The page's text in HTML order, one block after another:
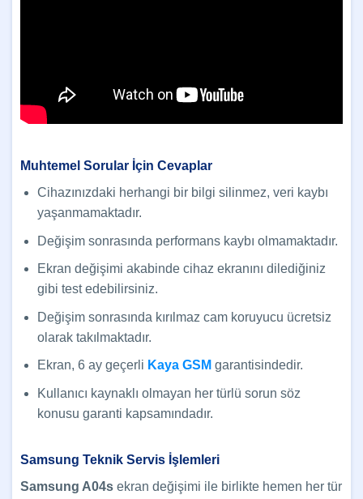
Muhtemel Sorular İçin Cevaplar
Cihazınızdaki herhangi bir bilgi silinmez, veri kaybı
yaşanmamaktadır.
Değişim sonrasında performans kaybı olmamaktadır.
Ekran değişimi akabinde cihaz ekranını dilediğiniz
gibi test edebilirsiniz.
Değişim sonrasında kırılmaz cam koruyucu ücretsiz
olarak takılmaktadır.
Ekran, 6 ay geçerli Kaya GSM garantisindedir.
Kullanıcı kaynaklı olmayan her türlü sorun söz
konusu garanti kapsamındadır.
Samsung Teknik Servis İşlemleri
Samsung A04s ekran değişimi ile birlikte hemen her tür